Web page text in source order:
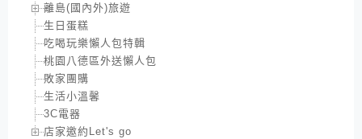
離島(國內外)旅遊
生日蛋糕
吃喝玩樂懶人包特輯
桃園八德區外送懶人包
敗家團購
生活小溫馨
3C電器
店家邀約Let's go